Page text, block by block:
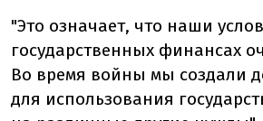
"Это означает, что наши
государственных финансах
Во время войны мы создали
для использования